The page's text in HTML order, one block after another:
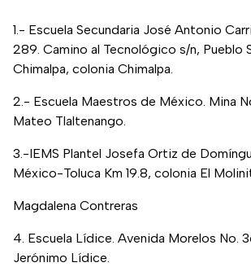
1.- Escuela Secundaria José Antonio
289. Camino al Tecnológico s/n, Pueblo
Chimalpa, colonia Chimalpa.
2.- Escuela Maestros de México. Mina
Mateo Tlaltenango.
3.-IEMS Plantel Josefa Ortiz de
México-Toluca Km 19.8, colonia El
Magdalena Contreras
4. Escuela Lídice. Avenida Morelos No.
Jerónimo Lídice.